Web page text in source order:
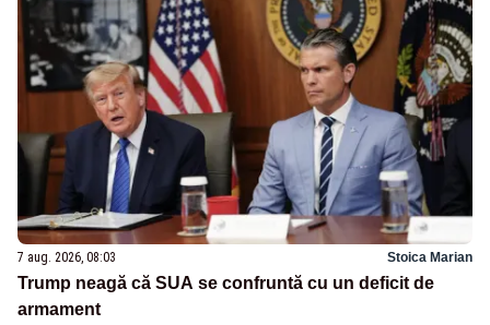
7 aug. 2026, 08:03 Stoica Marian
Trump neagă că SUA se confruntă cu un deficit de
armament